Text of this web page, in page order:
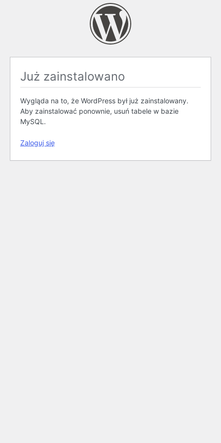
Już zainstalowano
Wygląda na to, że WordPress był już zainstalowany.
Aby zainstalować ponownie, usuń tabele w bazie
MySQL.
Zaloguj się